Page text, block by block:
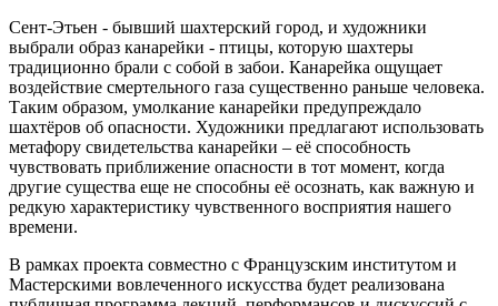
Сент-Этьен - бывший шахтерский город, и художники
выбрали образ канарейки - птицы, которую шахтеры
традиционно брали с собой в забои. Канарейка ощущает
воздействие смертельного газа существенно раньше человека.
Таким образом, умолкание канарейки предупреждало
шахтёров об опасности. Художники предлагают использовать
метафору свидетельства канарейки – её способность
чувствовать приближение опасности в тот момент, когда
другие существа еще не способны её осознать, как важную и
редкую характеристику чувственного восприятия нашего
времени.
В рамках проекта совместно с Французским институтом и
Мастерскими вовлеченного искусства будет реализована